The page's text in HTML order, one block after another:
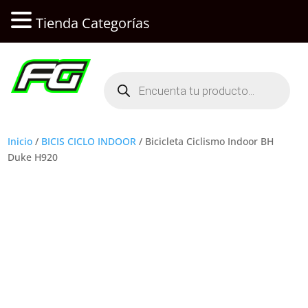
productos
Inicio / BICIS CICLO INDOOR / Bicicleta Ciclismo Indoor BH
Duke H920
Tienda Categorías